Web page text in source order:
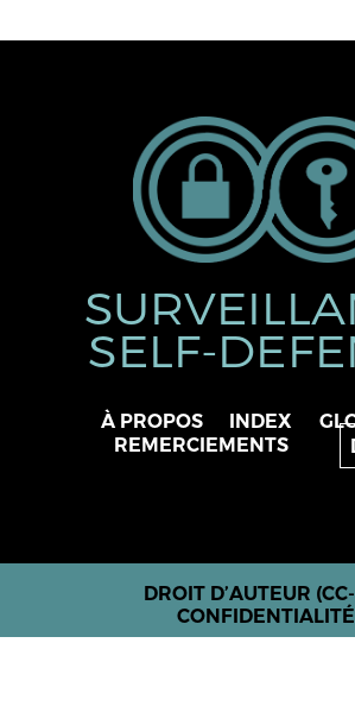
SELF-
À PROPOS INDEX
REMERCIEMENTS
DROIT D’AUTEUR
CONFIDENTIALITÉ